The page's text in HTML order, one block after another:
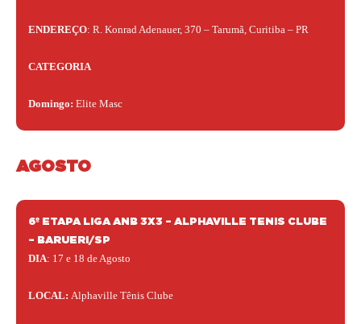
ENDEREÇO: R. Konrad Adenauer, 370 – Tarumã, Curitiba – PR
CATEGORIA
Domingo: Elite Masc
AGOSTO
6º ETAPA LIGA ANB 3X3 – ALPHAVILLE TENIS CLUBE
– BARUERI/SP
DIA: 17 e 18 de Agosto
LOCAL: Alphaville Tênis Clube